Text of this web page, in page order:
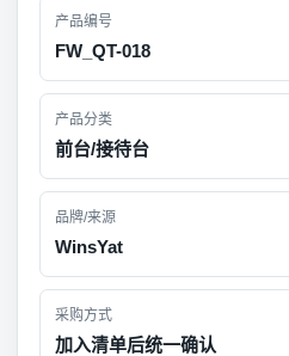
产品编号
FW_QT-018
产品分类
前台/接待台
品牌/来源
WinsYat
采购方式
加入清单后统一确认